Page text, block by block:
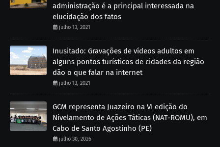
administração é a principal interessada na
elucidação dos fatos
julho 13, 2021
Inusitado: Gravações de vídeos adultos em
alguns pontos turísticos de cidades da região
dão o que falar na internet
julho 13, 2021
GCM representa Juazeiro na VI edição do
Nivelamento de Ações Táticas (NAT-ROMU), em
Cabo de Santo Agostinho (PE)
julho 30, 2026